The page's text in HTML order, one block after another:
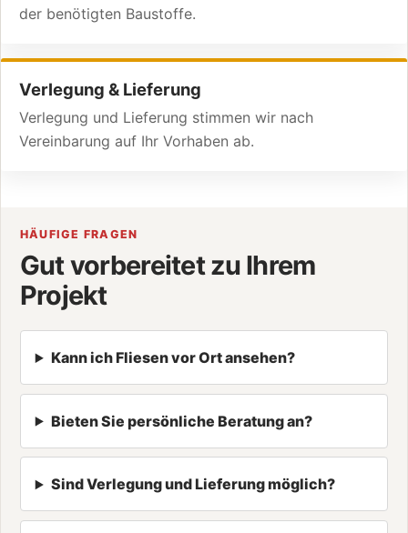
der benötigten Baustoffe.
Verlegung & Lieferung
Verlegung und Lieferung stimmen wir nach
Vereinbarung auf Ihr Vorhaben ab.
HÄUFIGE FRAGEN
Gut vorbereitet zu Ihrem
Projekt
Kann ich Fliesen vor Ort ansehen?
Bieten Sie persönliche Beratung an?
Sind Verlegung und Lieferung möglich?